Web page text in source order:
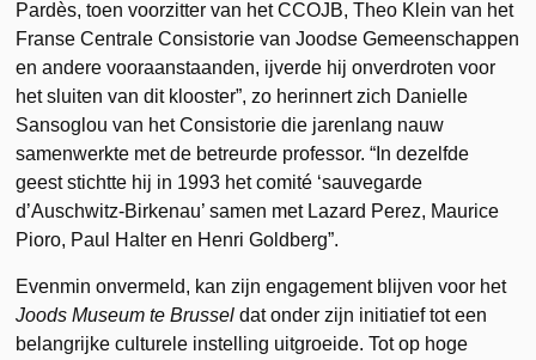
Pardès, toen voorzitter van het CCOJB, Theo Klein van het
Franse Centrale Consistorie van Joodse Gemeenschappen
en andere vooraanstaanden, ijverde hij onverdroten voor
het sluiten van dit klooster”, zo herinnert zich Danielle
Sansoglou van het Consistorie die jarenlang nauw
samenwerkte met de betreurde professor. “In dezelfde
geest stichtte hij in 1993 het comité ‘sauvegarde
d’Auschwitz-Birkenau’ samen met Lazard Perez, Maurice
Pioro, Paul Halter en Henri Goldberg”.
Evenmin onvermeld, kan zijn engagement blijven voor het
Joods Museum te Brussel dat onder zijn initiatief tot een
belangrijke culturele instelling uitgroeide. Tot op hoge